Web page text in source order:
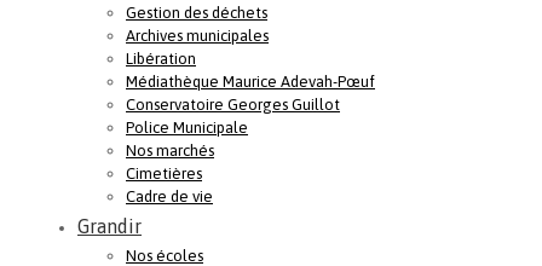
Gestion des déchets
Archives municipales
Libération
Médiathèque Maurice Adevah-Pœuf
Conservatoire Georges Guillot
Police Municipale
Nos marchés
Cimetières
Cadre de vie
Grandir
Nos écoles